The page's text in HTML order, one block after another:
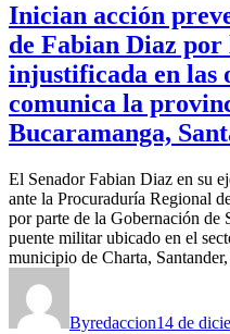
Inician acción
de Fabian Diaz
injustificada en las
comunica la
Bucaramanga,
El Senador Fabian Diaz en su
ante la Procuraduría Regional
por parte de la Gobernación de
puente militar ubicado en el
municipio de Charta,
Byredaccion14 de